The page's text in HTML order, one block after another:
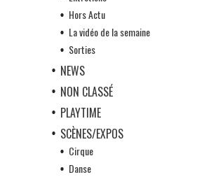
Hors Actu
La vidéo de la semaine
Sorties
NEWS
NON CLASSÉ
PLAYTIME
SCÈNES/EXPOS
Cirque
Danse